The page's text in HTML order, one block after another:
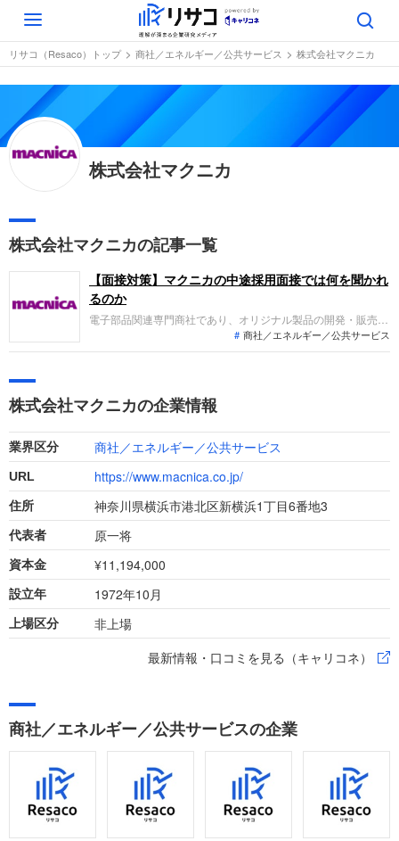
Toggle
navigation
リサコ（Resaco）トップ 商社／エネルギー／公共サービス 株式会社マクニカ
株式会社マクニカ
株式会社マクニカの記事一覧
【面接対策】マクニカの中途採用面接では何を聞かれ
るのか
電子部品関連専門商社であり、オリジナル製品の開発・販売も
手がけるマクニカへの転職。採用面接は新卒の場合と違い、仕
事への取り組み方やこれまでの成果を具体的に問われるほか、
う。
商社／エネルギー／公共サービス
株式会社マクニカの企業情報
業界区分 商社／エネルギー／公共サービス
URL https://www.macnica.co.jp/
住所 神奈川県横浜市港北区新横浜1丁目6番地3
代表者 原一将
資本金 ¥11,194,000
設立年 1972年10月
上場区分
非上場
最新情報・口コミを見る（キャリコネ）
商社／エネルギー／公共サービスの企業